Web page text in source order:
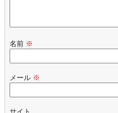
名前 ※
メール ※